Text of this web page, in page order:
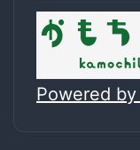
Powered